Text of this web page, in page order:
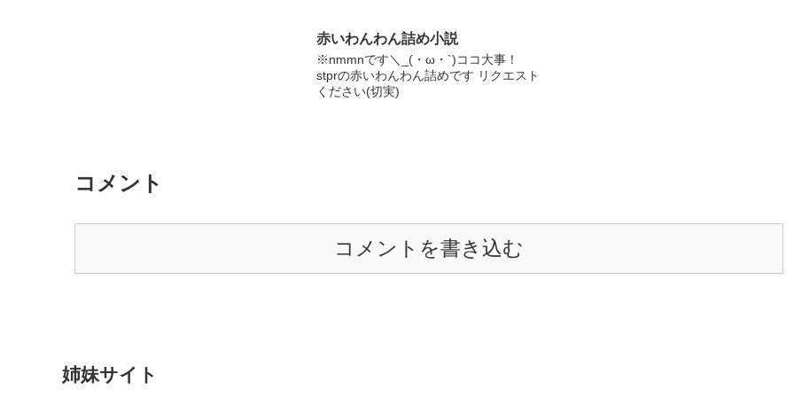
らのことが駄目な人は、ブラウザバック
推奨です。 また、これらのことにも屈
しんでくれると嬉しいです(●︎´▽︎`●︎) イラ
良ければよろしくですm(_ _)m
赤いわんわん詰め小説
※nmmnです＼_(・ω・`)ココ大事！
stprの赤いわんわん詰めです リクエスト
ください(切実)
コメント
コメントを書き込む
姉妹サイト